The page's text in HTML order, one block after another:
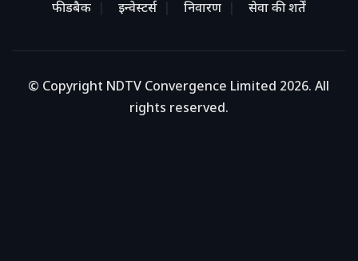
फीडबैक
इन्वेस्टर्स निवारण सेवा की शर्तें
© Copyright NDTV Convergence Limited 2026. All
rights reserved.